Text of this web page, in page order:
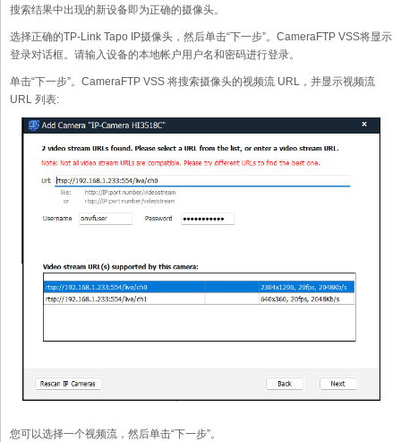
搜索结果中出现的新设备即为正确的摄像头。
选择正确的TP-Link Tapo IP摄像头，然后单击“下一步”。CameraFTP VSS将显示
登录对话框。请输入设备的本地帐户用户名和密码进行登录。
单击“下一步”。CameraFTP VSS 将搜索摄像头的视频流 URL，并显示视频流
URL 列表:
您可以选择一个视频流，然后单击“下一步”。